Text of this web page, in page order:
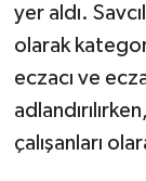
yer aldı.
olarak
eczacı ve
çalışanları